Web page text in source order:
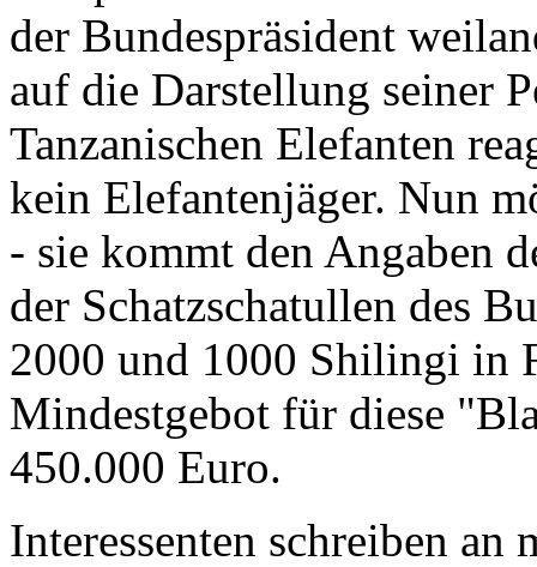
der Bundespräsident
auf die Darstellung seiner
Tanzanischen Elefanten
kein Elefantenjäger. Nun
- sie kommt den Angaben
der Schatzschatullen des
2000 und 1000 Shilingi in
Mindestgebot für diese
450.000 Euro.
Interessenten schreiben